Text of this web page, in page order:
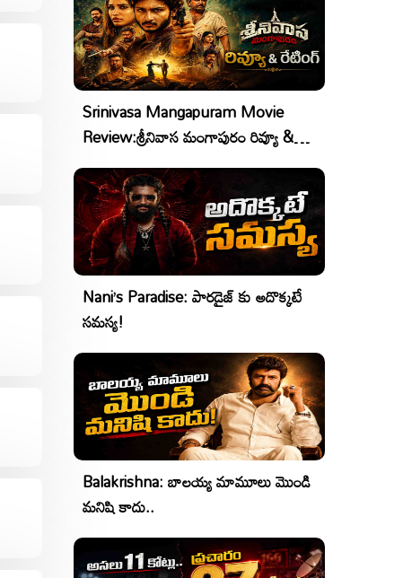
Srinivasa Mangapuram Movie
Review:శ్రీనివాస మంగాపురం రివ్యూ &
రేటింగ్
Nani’s Paradise: పారడైజ్ కు అదొక్కటే
సమస్య!
Balakrishna: బాలయ్య మామూలు మొండి
మనిషి కాదు..